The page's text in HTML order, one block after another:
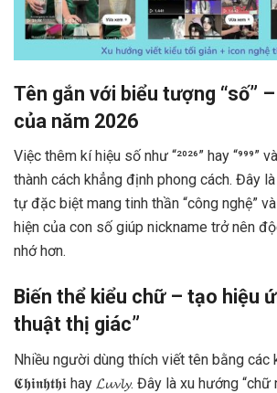
Tên gắn với biểu tượng “số”
của năm 2026
Việc thêm kí hiệu số như “²⁰²⁶” hay “⁹⁹⁹”
thành cách khẳng định phong cách. Đây
tự đặc biệt mang tinh thần “công nghệ”
hiện của con số giúp nickname trở nên
nhớ hơn.
Biến thể kiểu chữ – tạo hiệu
thuật thị giác”
Nhiều người dùng thích viết tên bằng các
𝕮𝖍𝖎𝖓𝖍𝖙𝖍𝖎 hay 𝓛𝓾𝓿𝓵𝔂. Đây là xu hướng